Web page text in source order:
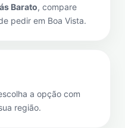
Barato, compare
pedir em Boa Vista.
a opção com
região.